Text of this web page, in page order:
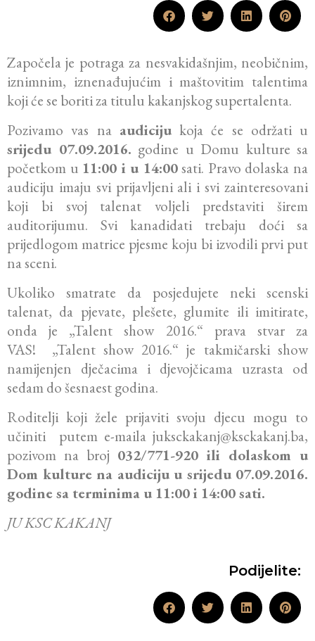
Započela je potraga za nesvakidašnjim, neobičnim,
iznimnim, iznenađujućim i maštovitim talentima
koji će se boriti za titulu kakanjskog supertalenta.
Pozivamo vas na audicijukoja će se održati u
srijedu 07.09.2016. godine u Domu kulture sa
početkom u 11:00 i u 14:00sati. Pravo dolaska na
audiciju imaju svi prijavljeni ali i svi zainteresovani
koji bi svoj talenat voljeli predstaviti širem
auditorijumu. Svi kanadidati trebaju doći sa
prijedlogom matrice pjesme koju bi izvodili prvi put
na sceni.
Ukoliko smatrate da posjedujete neki scenski
talenat, da pjevate, plešete, glumite ili imitirate,
onda je „Talent show 2016.“ prava stvar za
VAS! „Talent show 2016.“ je takmičarski show
namijenjen dječacima i djevojčicama uzrasta od
sedam do šesnaest godina.
Roditelji koji žele prijaviti svoju djecu mogu to
učiniti putem e-maila juksckakanj@ksckakanj.ba,
pozivom na broj 032/771-920 ili dolaskom u
Dom kulture na audiciju u srijedu 07.09.2016.
godine sa terminima u 11:00 i 14:00 sati.
JU KSC KAKANJ
Podijelite: